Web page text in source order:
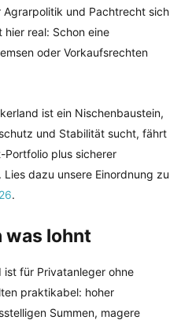
und Pachtrecht sich
hier real: Schon eine
oder Vorkaufsrechten
ist ein Nischenbaustein,
und Stabilität sucht, fährt
Portfolio plus sicherer
dazu unsere Einordnung zu
.
was lohnt
für Privatanleger ohne
praktikabel: hoher
Summen, magere